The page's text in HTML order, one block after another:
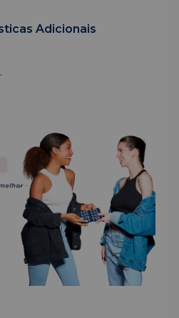
Adicionais